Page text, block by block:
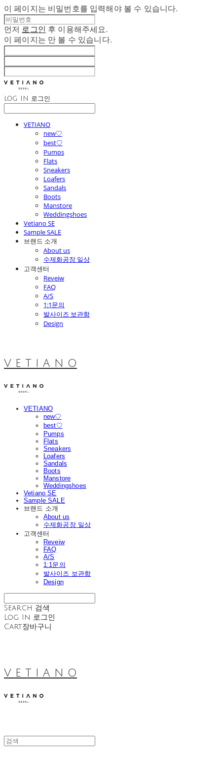
이 페이지는 비밀번호를 입력해야 볼 수 있습니다.
먼저 로그인 후 이용해주세요.
이 페이지는 만 볼 수 있습니다.
LOG IN 로그인
VETIANO
new♡
best♡
Pumps
Flats
Sneakers
Loafers
Sandals
Boots
Manstore
Weddingshoes
Vetiano SE
Sample SALE
브랜드 소개
About us
수제화공장 일상
고객센터
Reveiw
FAQ
A/S
1:1문의
발사이즈 보관함
Design
V E T I A N O
VETIANO
new♡
best♡
Pumps
Flats
Sneakers
Loafers
Sandals
Boots
Manstore
Weddingshoes
Vetiano SE
Sample SALE
브랜드 소개
About us
수제화공장 일상
고객센터
Reveiw
FAQ
A/S
1:1문의
발사이즈 보관함
Design
Search 검색
Log In 로그인
Cart장바구니
V E T I A N O